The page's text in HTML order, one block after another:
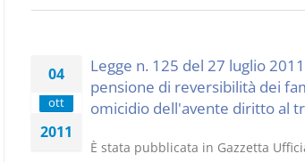
04
ott
2011
Legge n. 125 del 27 luglio
pensione di reversibilità dei
omicidio dell'avente diritto al
È stata pubblicata in Gazzetta